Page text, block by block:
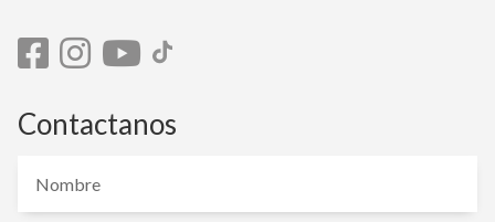
Contactanos